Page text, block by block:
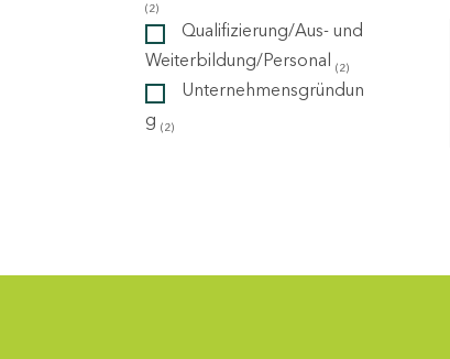
(2)
Qualifizierung/Aus- und
Weiterbildung/Personal (2)
Unternehmensgründun
g (2)